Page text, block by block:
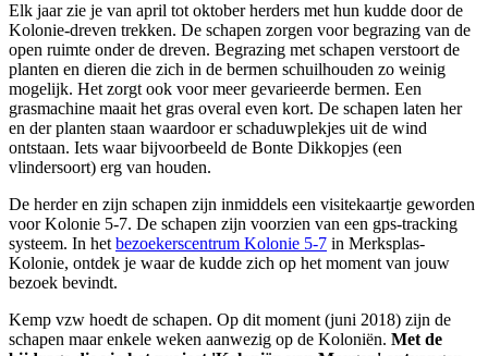
Elk jaar zie je van april tot oktober herders met hun kudde door de
Kolonie-dreven trekken. De schapen zorgen voor begrazing van de
open ruimte onder de dreven. Begrazing met schapen verstoort de
planten en dieren die zich in de bermen schuilhouden zo weinig
mogelijk. Het zorgt ook voor meer gevarieerde bermen. Een
grasmachine maait het gras overal even kort. De schapen laten her
en der planten staan waardoor er schaduwplekjes uit de wind
ontstaan. Iets waar bijvoorbeeld de Bonte Dikkopjes (een
vlindersoort) erg van houden.
De herder en zijn schapen zijn inmiddels een visitekaartje geworden
voor Kolonie 5-7. De schapen zijn voorzien van een gps-tracking
systeem. In het bezoekerscentrum Kolonie 5-7 in Merksplas-
Kolonie, ontdek je waar de kudde zich op het moment van jouw
bezoek bevindt.
Kemp vzw hoedt de schapen. Op dit moment (juni 2018) zijn de
schapen maar enkele weken aanwezig op de Koloniën. Met de